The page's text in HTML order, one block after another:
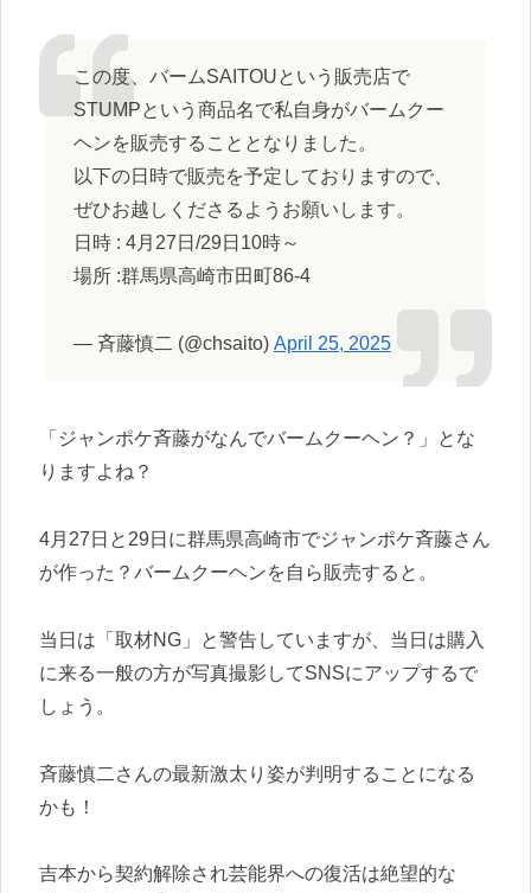
この度、バームSAITOUという販売店で
STUMPという商品名で私自身がバームクー
ヘンを販売することとなりました。
以下の日時で販売を予定しておりますので、
ぜひお越しくださるようお願いします。
日時 : 4月27日/29日10時～
場所 :群馬県高崎市田町86-4
— 斉藤慎二 (@chsaito) April 25, 2025
「ジャンポケ斉藤がなんでバームクーヘン？」とな
りますよね？
4月27日と29日に群馬県高崎市でジャンポケ斉藤さん
が作った？バームクーヘンを自ら販売すると。
当日は「取材NG」と警告していますが、当日は購入
に来る一般の方が写真撮影してSNSにアップするで
しょう。
斉藤慎二さんの最新激太り姿が判明することになる
かも！
吉本から契約解除され芸能界への復活は絶望的な